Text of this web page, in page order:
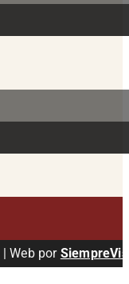
| Web por